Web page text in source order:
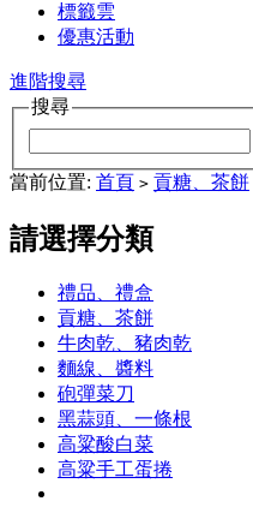
標籤雲
優惠活動
進階搜尋
搜尋
當前位置: 首頁 > 貢糖、茶餅
請選擇分類
禮品、禮盒
貢糖、茶餅
牛肉乾、豬肉乾
麵線、醬料
砲彈菜刀
黑蒜頭、一條根
高粱酸白菜
高粱手工蛋捲